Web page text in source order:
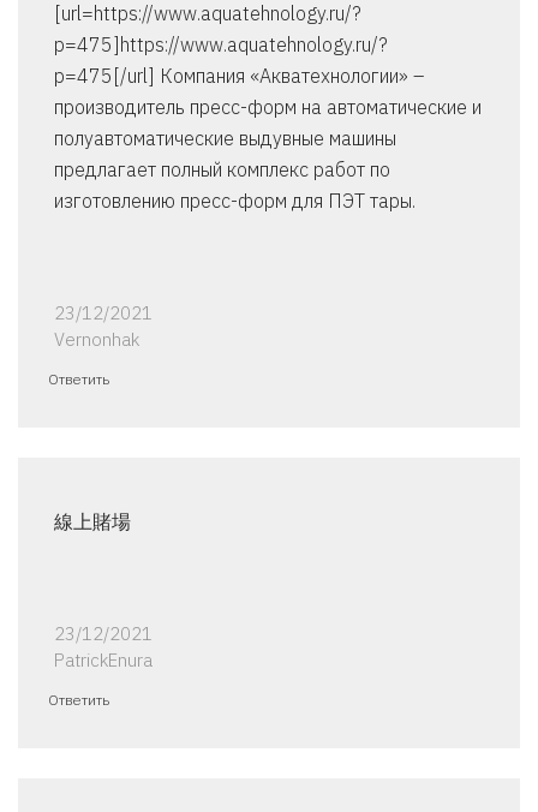
[url=https://www.aquatehnology.ru/?
p=475]https://www.aquatehnology.ru/?
p=475[/url] Компания «Акватехнологии» –
производитель пресс-форм на автоматические и
полуавтоматические выдувные машины
предлагает полный комплекс работ по
изготовлению пресс-форм для ПЭТ тары.
23/12/2021
Vernonhak
Ответить
線上賭場
23/12/2021
PatrickEnura
Ответить